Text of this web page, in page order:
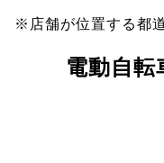
※店舗が位置する都
電動自転